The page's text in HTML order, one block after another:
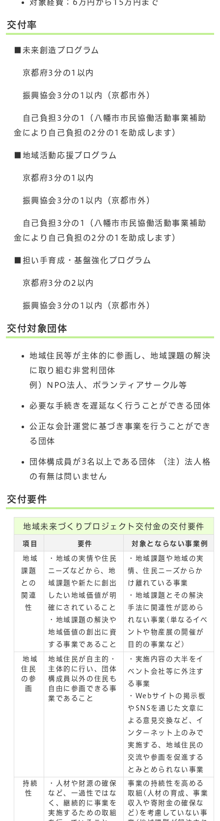
対象経費：6万円から15万円まで
交付率
■未来創造プログラム
京都府3分の1以内
振興協会3分の1以内（京都市外）
自己負担3分の1（八幡市市民協働活動事業補助
金により自己負担の2分の1を助成します）
■地域活動応援プログラム
京都府3分の1以内
振興協会3分の1以内（京都市外）
自己負担3分の1（八幡市市民協働活動事業補助
金により自己負担の2分の1を助成します）
■担い手育成・基盤強化プログラム
京都府3分の2以内
振興協会3分の1以内（京都市外）
交付対象団体
地域住民等が主体的に参画し、地域課題の解決
に取り組む非営利団体
例）NPO法人、ボランティアサークル等
必要な手続きを遅延なく行うことができる団体
公正な会計運営に基づき事業を行うことができ
る団体
団体構成員が3名以上である団体 （注）法人格
の有無は問いません
交付要件
地域未来づくりプロジェクト交付金の交付要件
項目 要件 対象とならない事業例
地域
課題
との
関連
性
・地域の実情や住民
ニーズなどから、地
域課題や新たに創出
したい地域価値が明
確にされていること
・地域課題の解決や
地域価値の創出に資
する事業であること
・地域課題や地域の実
情、住民ニーズからか
け離れている事業
・地域課題とその解決
手法に関連性が認めら
れない事業(単なるイベ
ントや物産展の開催が
目的の事業など)
地域
住民
の参
画
地域住民が自主的・
主体的に行い、団体
構成員以外の住民も
自由に参画できる事
業であること
・実施内容の大半をイ
ベント会社等に外注す
る事業
・Webサイトの掲示板
やSNSを通じた文章に
よる意見交換など、イ
ンターネット上のみで
実施する、地域住民の
交流や参画を促進する
とみとめられない事業
持続
性
・人材や財源の確保
など、一過性ではな
く、継続的に事業を
実施するための取組
事業の持続性を高める
取組(人材の育成、事業
収入や寄附金の確保な
ど)を考慮していない事